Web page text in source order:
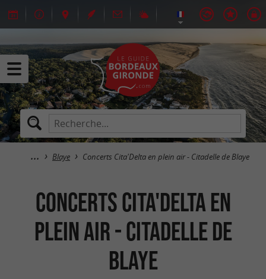
Blaye Concerts Cita'Delta en plein air - Citadelle de Blaye
Concerts Cita'Delta en
plein air - Citadelle de
Blaye